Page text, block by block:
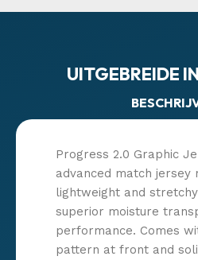
UITGEBREIDE
Progress 2.0 Graphic
advanced match jersey
lightweight and
superior moisture
performance. Comes
pattern at front and